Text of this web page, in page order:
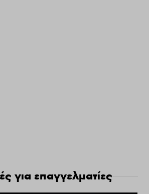
για επαγγελματίες